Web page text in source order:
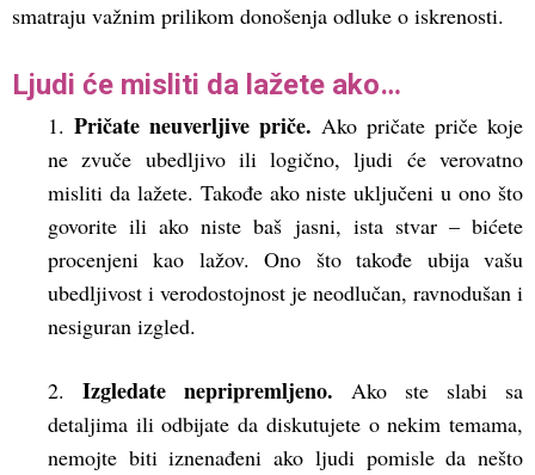
smatraju važnim prilikom donošenja odluke o iskrenosti.
Ljudi će misliti da lažete ako…
1. Pričate neuverljive priče. Ako pričate priče koje
ne zvuče ubedljivo ili logično, ljudi će verovatno
misliti da lažete. Takođe ako niste uključeni u ono što
govorite ili ako niste baš jasni, ista stvar – bićete
procenjeni kao lažov. Ono što takođe ubija vašu
ubedljivost i verodostojnost je neodlučan, ravnodušan i
nesiguran izgled.
2. Izgledate nepripremljeno. Ako ste slabi sa
detaljima ili odbijate da diskutujete o nekim temama,
nemojte biti iznenađeni ako ljudi pomisle da nešto